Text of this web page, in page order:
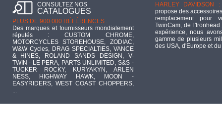
CONSULTEZ NOS
CATALOGUES
PLUS DE 900 000 RÉFÉRENCES :
Des marques et fournisseurs mondialement
réputés : CUSTOM CHROME,
MOTORCYCLES STOREHOUSE, ZODIAC,
W&W Cycles, DRAG SPECIALTIES, VANCE
& HINES, ROLAND SANDS DESIGN, V-
TWIN - LE PERA, PARTS UNLIMITED, S&S -
TUCKER ROCKY, KURYAKYN, ARLEN
NESS, HIGHWAY HAWK, MOON -
EASYRIDERS, WEST COAST CHOPPERS,
HARLEY DAVIDSON :
propose des
remplacement pour
TwinCam, de
expérience, nous
gamme de plusieurs
des USA, d'Europe et